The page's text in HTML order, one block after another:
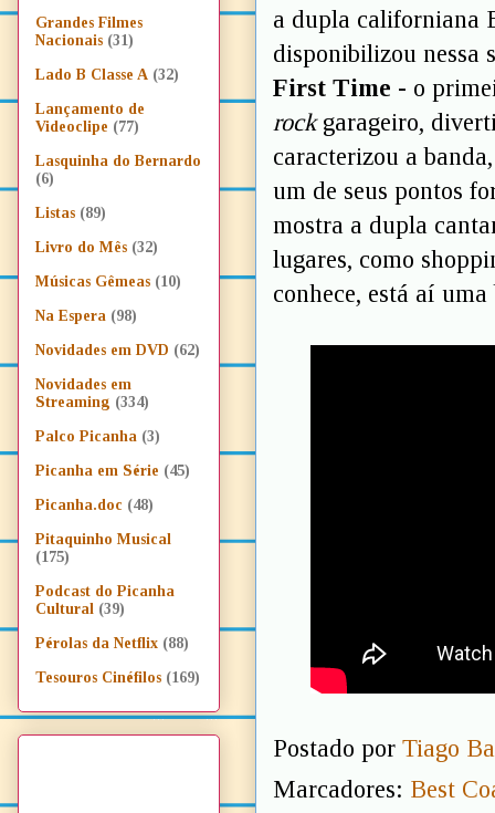
a dupla californiana
disponibilizou nessa
First Time - o
rockgarageiro,
caracterizou a
um de seus pontos
mostra a dupla
lugares, como
conhece, está aí
Postado por Tiago
Marcadores: Best
Grandes Filmes
Nacionais (31)
Lado B Classe A (32)
Lançamento de
Videoclipe (77)
Lasquinha do Bernardo
(6)
Listas (89)
Livro do Mês (32)
Músicas Gêmeas (10)
Na Espera (98)
Novidades em DVD (62)
Novidades em
Streaming (334)
Palco Picanha (3)
Picanha em Série (45)
Picanha.doc (48)
Pitaquinho Musical
(175)
Podcast do Picanha
Cultural (39)
Pérolas da Netflix (88)
Tesouros Cinéfilos (169)